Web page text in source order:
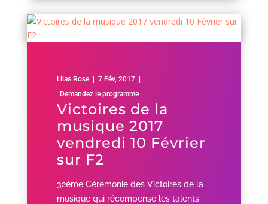
Lilas Rose 7 Fév, 2017
Demandez le programme
Victoires de la
musique 2017
vendredi 10 Février
sur F2
32ème Cérémonie des Victoires de la
musique qui récompense les talents